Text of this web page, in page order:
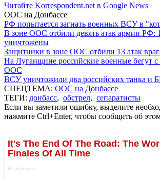
Читайте Korrespondent.net в Google News
ООС на Донбассе
РФ попытается загнать военных ВСУ в
В зоне ООС отбили девять атак армии РФ:
уничтожены
Защитники в зоне ООС отбили 13 атак
На Луганщине российские военные бегут с
ООС
ВСУ уничтожили два российских танка и
СПЕЦТЕМА: ООС на Донбассе
ТЕГИ: донбасс, обстрел, сепаратисты
Если вы заметили ошибку, выделите
нажмите Ctrl+Enter, чтобы сообщить об